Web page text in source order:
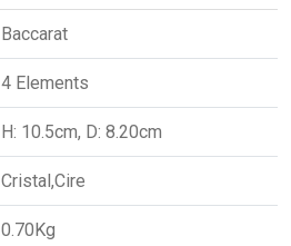
Baccarat
4 Elements
H: 10.5cm, D: 8.20cm
Cristal,Cire
0.70Kg